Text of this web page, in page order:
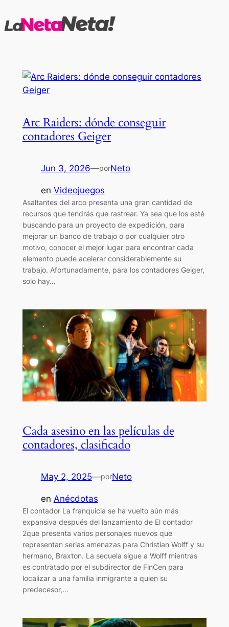
al
Arc Raiders: dónde conseguir
contadores Geiger
Jun 3, 2026—porNeto
en Videojuegos
Asaltantes del arco presenta una gran cantidad de
recursos que tendrás que rastrear. Ya sea que los esté
buscando para un proyecto de expedición, para
mejorar un banco de trabajo o por cualquier otro
motivo, conocer el mejor lugar para encontrar cada
elemento puede acelerar considerablemente su
trabajo. Afortunadamente, para los contadores Geiger,
solo hay…
Cada asesino en las películas de
contadores, clasificado
May 2, 2025—porNeto
en Anécdotas
El contador La franquicia se ha vuelto aún más
expansiva después del lanzamiento de El contador
2que presenta varios personajes nuevos que
representan serias amenazas para Christian Wolff y su
hermano, Braxton. La secuela sigue a Wolff mientras
es contratado por el subdirector de FinCen para
localizar a una familia inmigrante a quien su
predecesor,…